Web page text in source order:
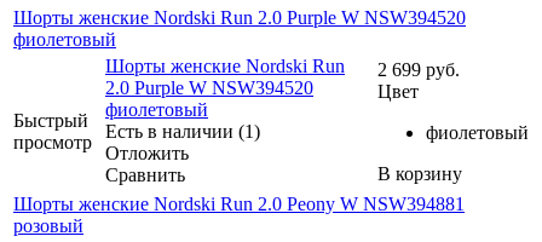
Шорты женские Nordski Run 2.0 Purple W NSW394520
фиолетовый
Быстрый
просмотр
Шорты женские Nordski Run
2.0 Purple W NSW394520
фиолетовый
Есть в наличии (1)
Отложить
Сравнить
2 699 руб.
Цвет
фиолетовый
В корзину
Шорты женские Nordski Run 2.0 Peony W NSW394881
розовый